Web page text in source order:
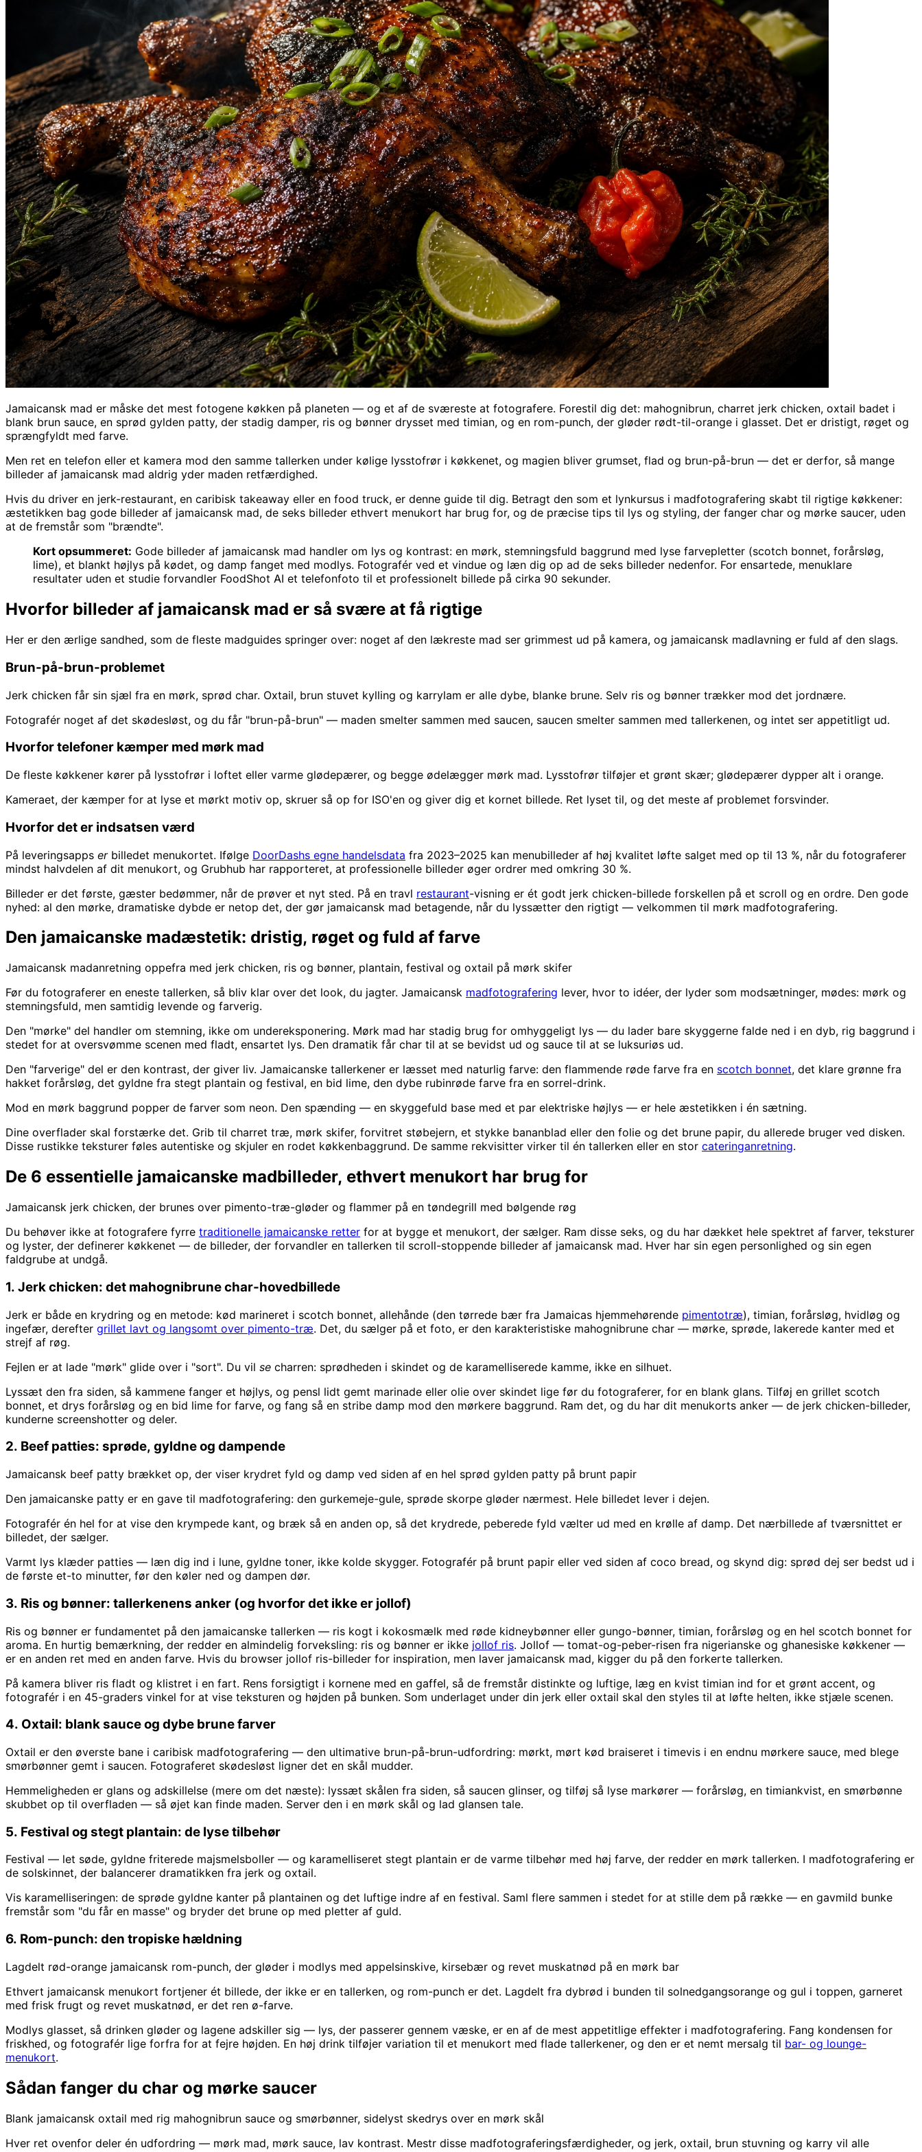
Jamaicansk mad er måske det mest fotogene køkken på planeten — og et af de sværeste at fotografere. Forestil dig det: mahognibrun, charret jerk chicken, oxtail badet i
blank brun sauce, en sprød gylden patty, der stadig damper, ris og bønner drysset med timian, og en rom-punch, der gløder rødt-til-orange i glasset. Det er dristigt, røget og
sprængfyldt med farve.
Men ret en telefon eller et kamera mod den samme tallerken under kølige lysstofrør i køkkenet, og magien bliver grumset, flad og brun-på-brun — det er derfor, så mange
billeder af jamaicansk mad aldrig yder maden retfærdighed.
Hvis du driver en jerk-restaurant, en caribisk takeaway eller en food truck, er denne guide til dig. Betragt den som et lynkursus i madfotografering skabt til rigtige køkkener:
æstetikken bag gode billeder af jamaicansk mad, de seks billeder ethvert menukort har brug for, og de præcise tips til lys og styling, der fanger char og mørke saucer, uden
at de fremstår som "brændte".
Kort opsummeret: Gode billeder af jamaicansk mad handler om lys og kontrast: en mørk, stemningsfuld baggrund med lyse farvepletter (scotch bonnet, forårsløg,
lime), et blankt højlys på kødet, og damp fanget med modlys. Fotografér ved et vindue og læn dig op ad de seks billeder nedenfor. For ensartede, menuklare
resultater uden et studie forvandler FoodShot AI et telefonfoto til et professionelt billede på cirka 90 sekunder.
Hvorfor billeder af jamaicansk mad er så svære at få rigtige
Her er den ærlige sandhed, som de fleste madguides springer over: noget af den lækreste mad ser grimmest ud på kamera, og jamaicansk madlavning er fuld af den slags.
Brun-på-brun-problemet
Jerk chicken får sin sjæl fra en mørk, sprød char. Oxtail, brun stuvet kylling og karrylam er alle dybe, blanke brune. Selv ris og bønner trækker mod det jordnære.
Fotografér noget af det skødesløst, og du får "brun-på-brun" — maden smelter sammen med saucen, saucen smelter sammen med tallerkenen, og intet ser appetitligt ud.
Hvorfor telefoner kæmper med mørk mad
De fleste køkkener kører på lysstofrør i loftet eller varme glødepærer, og begge ødelægger mørk mad. Lysstofrør tilføjer et grønt skær; glødepærer dypper alt i orange.
Kameraet, der kæmper for at lyse et mørkt motiv op, skruer så op for ISO'en og giver dig et kornet billede. Ret lyset til, og det meste af problemet forsvinder.
Hvorfor det er indsatsen værd
På leveringsapps erbilledet menukortet. Ifølge DoorDashs egne handelsdata fra 2023–2025 kan menubilleder af høj kvalitet løfte salget med op til 13 %, når du fotograferer
mindst halvdelen af dit menukort, og Grubhub har rapporteret, at professionelle billeder øger ordrer med omkring 30 %.
Billeder er det første, gæster bedømmer, når de prøver et nyt sted. På en travl restaurant-visning er ét godt jerk chicken-billede forskellen på et scroll og en ordre. Den gode
nyhed: al den mørke, dramatiske dybde er netop det, der gør jamaicansk mad betagende, når du lyssætter den rigtigt — velkommen til mørk madfotografering.
Den jamaicanske madæstetik: dristig, røget og fuld af farve
Jamaicansk madanretning oppefra med jerk chicken, ris og bønner, plantain, festival og oxtail på mørk skifer
Før du fotograferer en eneste tallerken, så bliv klar over det look, du jagter. Jamaicansk madfotografering lever, hvor to idéer, der lyder som modsætninger, mødes: mørk og
stemningsfuld, men samtidig levende og farverig.
Den "mørke" del handler om stemning, ikke om undereksponering. Mørk mad har stadig brug for omhyggeligt lys — du lader bare skyggerne falde ned i en dyb, rig baggrund i
stedet for at oversvømme scenen med fladt, ensartet lys. Den dramatik får char til at se bevidst ud og sauce til at se luksuriøs ud.
Den "farverige" del er den kontrast, der giver liv. Jamaicanske tallerkener er læsset med naturlig farve: den flammende røde farve fra en scotch bonnet, det klare grønne fra
hakket forårsløg, det gyldne fra stegt plantain og festival, en bid lime, den dybe rubinrøde farve fra en sorrel-drink.
Mod en mørk baggrund popper de farver som neon. Den spænding — en skyggefuld base med et par elektriske højlys — er hele æstetikken i én sætning.
Dine overflader skal forstærke det. Grib til charret træ, mørk skifer, forvitret støbejern, et stykke bananblad eller den folie og det brune papir, du allerede bruger ved disken.
Disse rustikke teksturer føles autentiske og skjuler en rodet køkkenbaggrund. De samme rekvisitter virker til én tallerken eller en stor cateringanretning.
De 6 essentielle jamaicanske madbilleder, ethvert menukort har brug for
Jamaicansk jerk chicken, der brunes over pimento-træ-gløder og flammer på en tøndegrill med bølgende røg
Du behøver ikke at fotografere fyrre traditionelle jamaicanske retter for at bygge et menukort, der sælger. Ram disse seks, og du har dækket hele spektret af farver, teksturer
og lyster, der definerer køkkenet — de billeder, der forvandler en tallerken til scroll-stoppende billeder af jamaicansk mad. Hver har sin egen personlighed og sin egen
faldgrube at undgå.
1. Jerk chicken: det mahognibrune char-hovedbillede
Jerk er både en krydring og en metode: kød marineret i scotch bonnet, allehånde (den tørrede bær fra Jamaicas hjemmehørende pimentotræ), timian, forårsløg, hvidløg og
ingefær, derefter grillet lavt og langsomt over pimento-træ. Det, du sælger på et foto, er den karakteristiske mahognibrune char — mørke, sprøde, lakerede kanter med et
strejf af røg.
Fejlen er at lade "mørk" glide over i "sort". Du vil se charren: sprødheden i skindet og de karamelliserede kamme, ikke en silhuet.
Lyssæt den fra siden, så kammene fanger et højlys, og pensl lidt gemt marinade eller olie over skindet lige før du fotograferer, for en blank glans. Tilføj en grillet scotch
bonnet, et drys forårsløg og en bid lime for farve, og fang så en stribe damp mod den mørkere baggrund. Ram det, og du har dit menukorts anker — de jerk chicken-billeder,
kunderne screenshotter og deler.
2. Beef patties: sprøde, gyldne og dampende
Jamaicansk beef patty brækket op, der viser krydret fyld og damp ved siden af en hel sprød gylden patty på brunt papir
Den jamaicanske patty er en gave til madfotografering: den gurkemeje-gule, sprøde skorpe gløder nærmest. Hele billedet lever i dejen.
Fotografér én hel for at vise den krympede kant, og bræk så en anden op, så det krydrede, peberede fyld vælter ud med en krølle af damp. Det nærbillede af tværsnittet er
billedet, der sælger.
Varmt lys klæder patties — læn dig ind i lune, gyldne toner, ikke kolde skygger. Fotografér på brunt papir eller ved siden af coco bread, og skynd dig: sprød dej ser bedst ud i
de første et-to minutter, før den køler ned og dampen dør.
3. Ris og bønner: tallerkenens anker (og hvorfor det ikke er jollof)
Ris og bønner er fundamentet på den jamaicanske tallerken — ris kogt i kokosmælk med røde kidneybønner eller gungo-bønner, timian, forårsløg og en hel scotch bonnet for
aroma. En hurtig bemærkning, der redder en almindelig forveksling: ris og bønner er ikke jollof ris. Jollof — tomat-og-peber-risen fra nigerianske og ghanesiske køkkener —
er en anden ret med en anden farve. Hvis du browser jollof ris-billeder for inspiration, men laver jamaicansk mad, kigger du på den forkerte tallerken.
På kamera bliver ris fladt og klistret i en fart. Rens forsigtigt i kornene med en gaffel, så de fremstår distinkte og luftige, læg en kvist timian ind for et grønt accent, og
fotografér i en 45-graders vinkel for at vise teksturen og højden på bunken. Som underlaget under din jerk eller oxtail skal den styles til at løfte helten, ikke stjæle scenen.
4. Oxtail: blank sauce og dybe brune farver
Oxtail er den øverste bane i caribisk madfotografering — den ultimative brun-på-brun-udfordring: mørkt, mørt kød braiseret i timevis i en endnu mørkere sauce, med blege
smørbønner gemt i saucen. Fotograferet skødesløst ligner det en skål mudder.
Hemmeligheden er glans og adskillelse (mere om det næste): lyssæt skålen fra siden, så saucen glinser, og tilføj så lyse markører — forårsløg, en timiankvist, en smørbønne
skubbet op til overfladen — så øjet kan finde maden. Server den i en mørk skål og lad glansen tale.
5. Festival og stegt plantain: de lyse tilbehør
Festival — let søde, gyldne friterede majsmelsboller — og karamelliseret stegt plantain er de varme tilbehør med høj farve, der redder en mørk tallerken. I madfotografering er
de solskinnet, der balancerer dramatikken fra jerk og oxtail.
Vis karamelliseringen: de sprøde gyldne kanter på plantainen og det luftige indre af en festival. Saml flere sammen i stedet for at stille dem på række — en gavmild bunke
fremstår som "du får en masse" og bryder det brune op med pletter af guld.
6. Rom-punch: den tropiske hældning
Lagdelt rød-orange jamaicansk rom-punch, der gløder i modlys med appelsinskive, kirsebær og revet muskatnød på en mørk bar
Ethvert jamaicansk menukort fortjener ét billede, der ikke er en tallerken, og rom-punch er det. Lagdelt fra dybrød i bunden til solnedgangsorange og gul i toppen, garneret
med frisk frugt og revet muskatnød, er det ren ø-farve.
Modlys glasset, så drinken gløder og lagene adskiller sig — lys, der passerer gennem væske, er en af de mest appetitlige effekter i madfotografering. Fang kondensen for
friskhed, og fotografér lige forfra for at fejre højden. En høj drink tilføjer variation til et menukort med flade tallerkener, og den er et nemt mersalg til bar- og lounge-
menukort.
Sådan fanger du char og mørke saucer
Blank jamaicansk oxtail med rig mahognibrun sauce og smørbønner, sidelyst skedrys over en mørk skål
Hver ret ovenfor deler én udfordring — mørk mad, mørk sauce, lav kontrast. Mestr disse madfotograferingsfærdigheder, og jerk, oxtail, brun stuvning og karry vil alle